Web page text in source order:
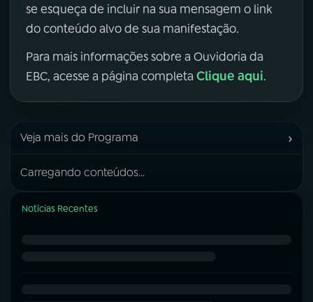
se esqueça de incluir na sua mensagem o link
do conteúdo alvo de sua manifestação.
Para mais informações sobre a Ouvidoria da
EBC, acesse a página completa Clique aqui.
Veja mais do Programa ›
Carregando conteúdos...
Notícias Recentes